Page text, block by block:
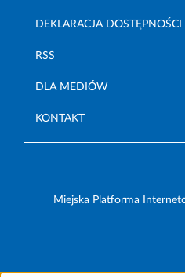
DEKLARACJA DOSTĘPNOŚCI
RSS
DLA MEDIÓW
KONTAKT
Miejska Platforma